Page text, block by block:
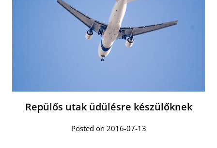
Repülős utak üdülésre készülőknek
Posted on 2016-07-13